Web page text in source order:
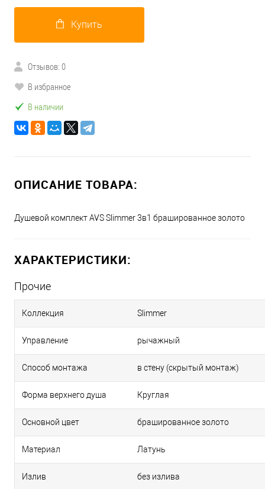
Купить
Отзывов: 0
В избранное
В наличии
ОПИСАНИЕ ТОВАРА:
Душевой комплект AVS Slimmer 3в1 брашированное золото
ХАРАКТЕРИСТИКИ:
Прочие
Коллекция Slimmer
Управление рычажный
Способ монтажа в стену (скрытый монтаж)
Форма верхнего душа Круглая
Основной цвет брашированное золото
Материал Латунь
Излив без излива